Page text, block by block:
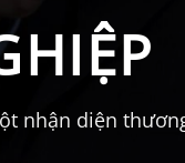
nhận diện